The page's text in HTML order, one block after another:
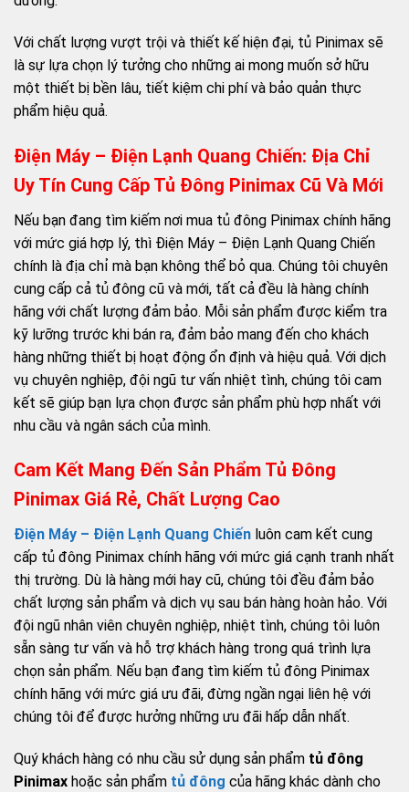
Với chất lượng vượt trội và thiết kế hiện đại, tủ Pinimax sẽ
là sự lựa chọn lý tưởng cho những ai mong muốn sở hữu
một thiết bị bền lâu, tiết kiệm chi phí và bảo quản thực
phẩm hiệu quả.
Điện Máy – Điện Lạnh Quang Chiến: Địa Chỉ
Uy Tín Cung Cấp Tủ Đông Pinimax Cũ Và Mới
Nếu bạn đang tìm kiếm nơi mua tủ đông Pinimax chính hãng
với mức giá hợp lý, thì Điện Máy – Điện Lạnh Quang Chiến
chính là địa chỉ mà bạn không thể bỏ qua. Chúng tôi chuyên
cung cấp cả tủ đông cũ và mới, tất cả đều là hàng chính
hãng với chất lượng đảm bảo. Mỗi sản phẩm được kiểm tra
kỹ lưỡng trước khi bán ra, đảm bảo mang đến cho khách
hàng những thiết bị hoạt động ổn định và hiệu quả. Với dịch
vụ chuyên nghiệp, đội ngũ tư vấn nhiệt tình, chúng tôi cam
kết sẽ giúp bạn lựa chọn được sản phẩm phù hợp nhất với
nhu cầu và ngân sách của mình.
Cam Kết Mang Đến Sản Phẩm Tủ Đông
Pinimax Giá Rẻ, Chất Lượng Cao
Điện Máy – Điện Lạnh Quang Chiến luôn cam kết cung
cấp tủ đông Pinimax chính hãng với mức giá cạnh tranh nhất
thị trường. Dù là hàng mới hay cũ, chúng tôi đều đảm bảo
chất lượng sản phẩm và dịch vụ sau bán hàng hoàn hảo. Với
đội ngũ nhân viên chuyên nghiệp, nhiệt tình, chúng tôi luôn
sẵn sàng tư vấn và hỗ trợ khách hàng trong quá trình lựa
chọn sản phẩm. Nếu bạn đang tìm kiếm tủ đông Pinimax
chính hãng với mức giá ưu đãi, đừng ngần ngại liên hệ với
chúng tôi để được hưởng những ưu đãi hấp dẫn nhất.
Quý khách hàng có nhu cầu sử dụng sản phẩm tủ đông
Pinimax hoặc sản phẩm tủ đông của hãng khác dành cho